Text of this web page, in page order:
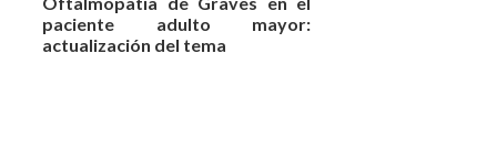
paciente adulto mayor:
actualización del tema